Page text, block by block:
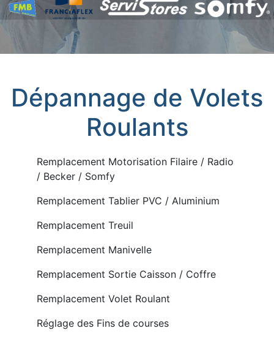
Dépannage de Volets
Roulants
Remplacement Motorisation Filaire / Radio
/ Becker / Somfy
Remplacement Tablier PVC / Aluminium
Remplacement Treuil
Remplacement Manivelle
Remplacement Sortie Caisson / Coffre
Remplacement Volet Roulant
Réglage des Fins de courses